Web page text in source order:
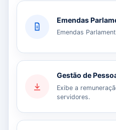
Emendas
Emendas
Gestão de
Exibe a
servidores.